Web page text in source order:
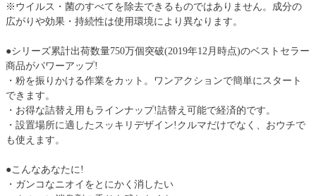
※ウイルス・菌のすべてを除去できるものではありません。成分の
広がりや効果・持続性は使用環境により異なります。
●シリーズ累計出荷数量750万個突破(2019年12月時点)のベストセラー
商品がパワーアップ!
・粉を振りかける作業をカット。ワンアクションで簡単にスタート
できます。
・お得な詰替え用もラインナップ!詰替え可能で経済的です。
・設置場所に適したスッキリデザイン!クルマだけでなく、おウチで
も使えます。
●こんなあなたに!
・ガンコなニオイをとにかく消したい